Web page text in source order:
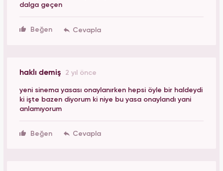
dalga geçen
Beğen
haklı demiş 2 yıl önce
yeni sinema yasası onaylanırken hepsi öyle bir haldeydi
ki işte bazen diyorum ki niye bu yasa onaylandı yani
anlamıyorum
Beğen